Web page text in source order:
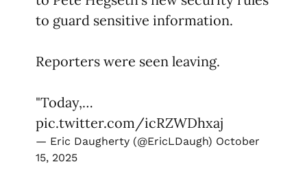
to guard sensitive information.
Reporters were seen leaving.
"Today,…
pic.twitter.com/icRZWDhxaj
— Eric Daugherty (@EricLDaugh) October
15, 2025